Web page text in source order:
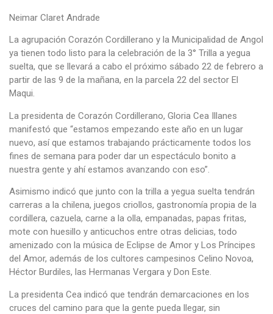
Neimar Claret Andrade
La agrupación Corazón Cordillerano y la Municipalidad de Angol
ya tienen todo listo para la celebración de la 3° Trilla a yegua
suelta, que se llevará a cabo el próximo sábado 22 de febrero a
partir de las 9 de la mañana, en la parcela 22 del sector El
Maqui.
La presidenta de Corazón Cordillerano, Gloria Cea Illanes
manifestó que “estamos empezando este año en un lugar
nuevo, así que estamos trabajando prácticamente todos los
fines de semana para poder dar un espectáculo bonito a
nuestra gente y ahí estamos avanzando con eso”.
Asimismo indicó que junto con la trilla a yegua suelta tendrán
carreras a la chilena, juegos criollos, gastronomía propia de la
cordillera, cazuela, carne a la olla, empanadas, papas fritas,
mote con huesillo y anticuchos entre otras delicias, todo
amenizado con la música de Eclipse de Amor y Los Príncipes
del Amor, además de los cultores campesinos Celino Novoa,
Héctor Burdiles, las Hermanas Vergara y Don Este.
La presidenta Cea indicó que tendrán demarcaciones en los
cruces del camino para que la gente pueda llegar, sin